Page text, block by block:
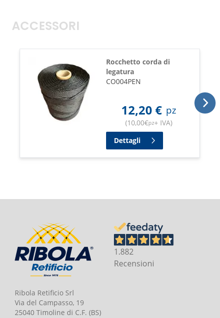
ACCESSORI
Rocchetto corda di
legatura
CO004PEN
12,20 € pz
(10,00€pz+ IVA)
Dettagli
Ribola Retificio Srl
Via del Campasso, 19
25040 Timoline di C.F. (BS)
1.882
Recensioni